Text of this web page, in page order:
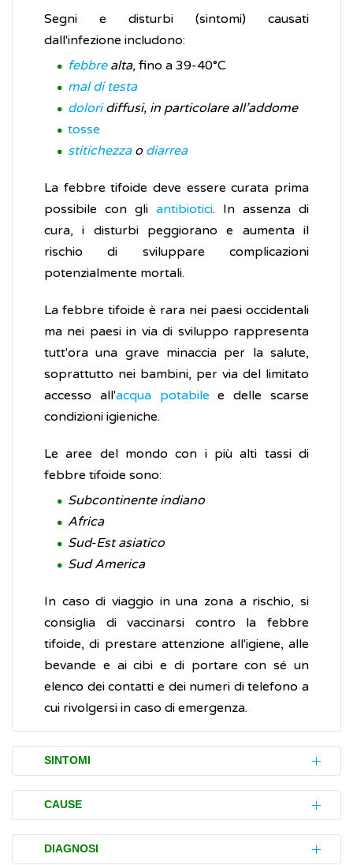
Segni e disturbi (sintomi) causati
dall'infezione includono:
febbre alta, fino a 39-40°C
mal di testa
doloridiffusi, in particolare all’addome
tosse
stitichezza o diarrea
La febbre tifoide deve essere curata prima
possibile con gli antibiotici. In assenza di
cura, i disturbi peggiorano e aumenta il
rischio di sviluppare complicazioni
potenzialmente mortali.
La febbre tifoide è rara nei paesi occidentali
ma nei paesi in via di sviluppo rappresenta
tutt'ora una grave minaccia per la salute,
soprattutto nei bambini, per via del limitato
accesso all'acqua potabile e delle scarse
condizioni igieniche.
Le aree del mondo con i più alti tassi di
febbre tifoide sono:
Subcontinente indiano
Africa
Sud-Est asiatico
Sud America
In caso di viaggio in una zona a rischio, si
consiglia di vaccinarsi contro la febbre
tifoide, di prestare attenzione all'igiene, alle
bevande e ai cibi e di portare con sé un
elenco dei contatti e dei numeri di telefono a
cui rivolgersi in caso di emergenza.
SINTOMI
I disturbi (sintomi) della febbre tifoide, di
solito, si sviluppano dopo 1 o 2 settimane di
incubazione e includono:
CAUSE
La febbre tifoide è causata dal batterio
DIAGNOSI